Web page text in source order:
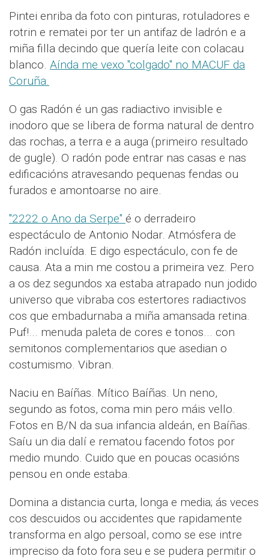
Pintei enriba da foto con pinturas, rotuladores e
rotrin e rematei por ter un antifaz de ladrón e a
miña filla decindo que quería leite con colacau
blanco. Aínda me vexo "colgado" no MACUF da
Coruña.
O gas Radón é un gas radiactivo invisible e
inodoro que se libera de forma natural de dentro
das rochas, a terra e a auga (primeiro resultado
de gugle). O radón pode entrar nas casas e nas
edificacións atravesando pequenas fendas ou
furados e amontoarse no aire.
"2222 o Ano da Serpe" é o derradeiro
espectáculo de Antonio Nodar. Atmósfera de
Radón incluída. E digo espectáculo, con fe de
causa. Ata a min me costou a primeira vez. Pero
a os dez segundos xa estaba atrapado nun jodido
universo que vibraba cos estertores radiactivos
cos que embadurnaba a miña amansada retina.
Puf!... menuda paleta de cores e tonos... con
semitonos complementarios que asedian o
costumismo. Vibran.
Naciu en Baíñas. Mítico Baíñas. Un neno,
segundo as fotos, coma min pero máis vello.
Fotos en B/N da sua infancia aldeán, en Baíñas.
Saíu un dia dalí e rematou facendo fotos por
medio mundo. Cuido que en poucas ocasións
pensou en onde estaba.
Domina a distancia curta, longa e media; ás veces
cos descuidos ou accidentes que rapidamente
transforma en algo persoal, como se ese intre
impreciso da foto fora seu e se pudera permitir o